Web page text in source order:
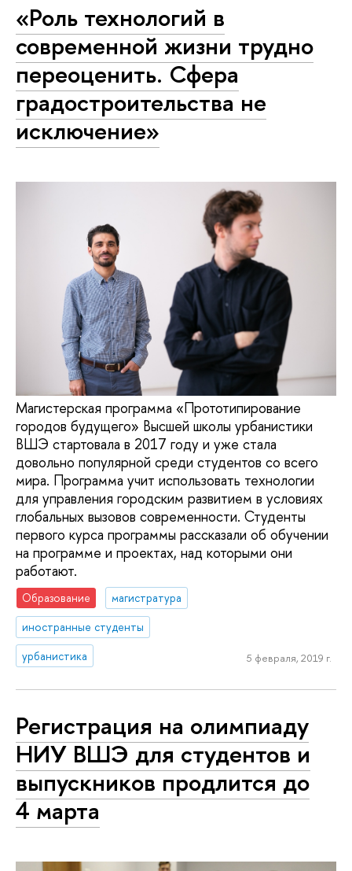
«Роль технологий в
современной жизни трудно
переоценить. Сфера
градостроительства не
исключение»
Магистерская программа «Прототипирование
городов будущего» Высшей школы урбанистики
ВШЭ стартовала в 2017 году и уже стала
довольно популярной среди студентов со всего
мира. Программа учит использовать технологии
для управления городским развитием в условиях
глобальных вызовов современности. Студенты
первого курса программы рассказали об обучении
на программе и проектах, над которыми они
работают.
Образование
магистратура
иностранные студенты
урбанистика
5 февраля, 2019 г.
Регистрация на олимпиаду
НИУ ВШЭ для студентов и
выпускников продлится до
4 марта